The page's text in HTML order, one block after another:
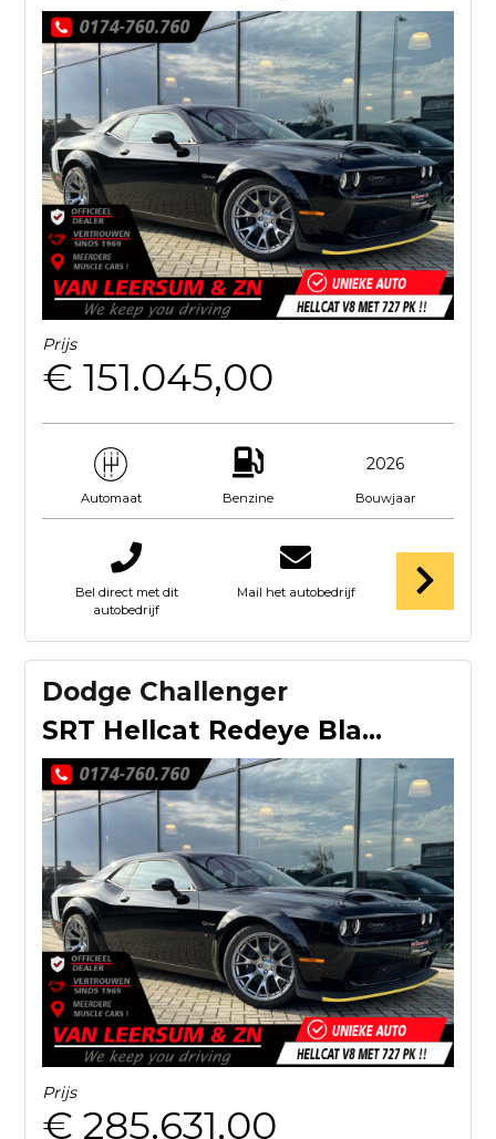
Prijs
€ 151.045,00
Automaat Benzine
2026
Bouwjaar
Bel direct met dit
autobedrijf
Mail het autobedrijf
Dodge Challenger
SRT Hellcat Redeye Black Ghost 1 van 300
Prijs
€ 285.631,00